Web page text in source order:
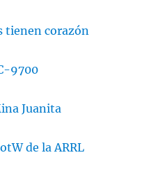
tienen corazón
9700
Juanita
de la ARRL